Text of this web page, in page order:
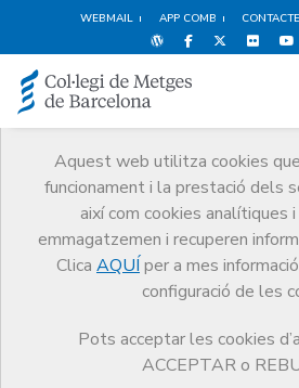
WEBMAIL APP COMB CONTACTE
Aquest web utilitza cookies
funcionament i la prestació dels
així com cookies analítiques
emmagatzemen i recuperen
Clica AQUÍ per a mes
configuració de les
Pots acceptar les cookies
ACCEPTAR o
Avantatges i
descomptes
Serveis Altres serveis
Avantatges i
Revista Descobrir